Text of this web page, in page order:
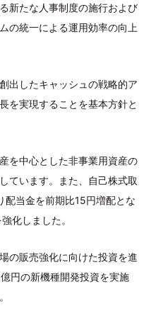
新たな人事制度の施行および
の統一による運用効率の向上
出したキャッシュの戦略的ア
を実現することを基本方針と
を中心とした非事業用資産の
ています。また、自己株式取
配当金を前期比15円増配とな
化しました。
の販売強化に向けた投資を進
円の新機種開発投資を実施